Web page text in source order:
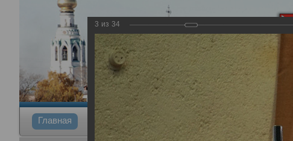
Главная Общие сведения Депутаты Комитеты
3 из 34